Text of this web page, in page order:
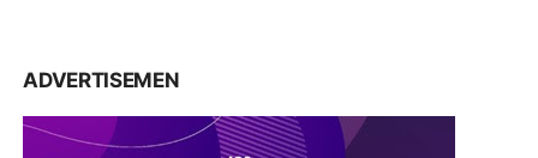
ADVERTISEMEN